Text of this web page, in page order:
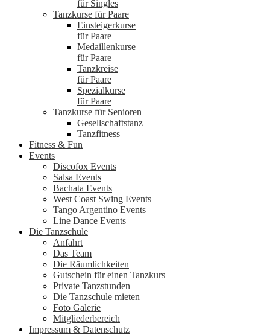
für Singles
Tanzkurse für Paare
Einsteigerkurse
für Paare
Medaillenkurse
für Paare
Tanzkreise
für Paare
Spezialkurse
für Paare
Tanzkurse für Senioren
Gesellschaftstanz
Tanzfitness
Fitness & Fun
Events
Discofox Events
Salsa Events
Bachata Events
West Coast Swing Events
Tango Argentino Events
Line Dance Events
Die Tanzschule
Anfahrt
Das Team
Die Räumlichkeiten
Gutschein für einen Tanzkurs
Private Tanzstunden
Die Tanzschule mieten
Foto Galerie
Mitgliederbereich
Impressum & Datenschutz